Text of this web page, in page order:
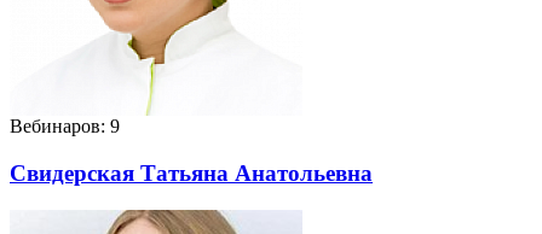
Вебинаров: 9
Свидерская Татьяна Анатольевна